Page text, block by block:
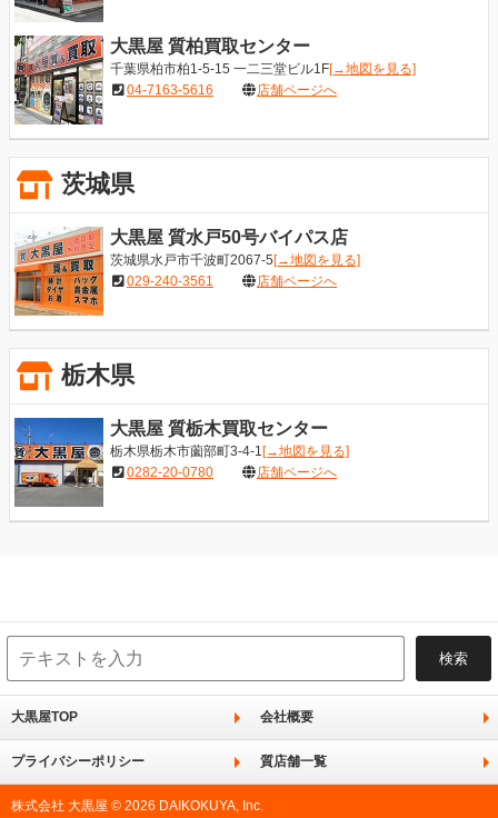
大黒屋 質柏買取センター
千葉県柏市柏1-5-15 一二三堂ビル1F[→地図を見る]
04-7163-5616
店舗ページへ
茨城県
大黒屋 質水戸50号バイパス店
茨城県水戸市千波町2067-5[→地図を見る]
029-240-3561
店舗ページへ
栃木県
大黒屋 質栃木買取センター
栃木県栃木市薗部町3-4-1 [→地図を見る]
0282-20-0780
店舗ページへ
大黒屋TOP 会社概要
プライバシーポリシー 質店舗一覧
株式会社 大黒屋 © 2026 DAIKOKUYA, Inc.